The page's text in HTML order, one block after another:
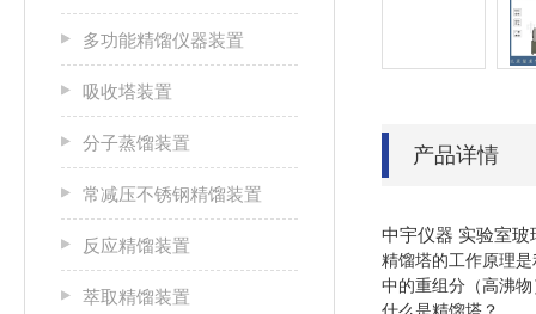
多功能精馏仪器装置
吸收塔装置
分子蒸馏装置
常减压不锈钢精馏装置
反应精馏装置
萃取精馏装置
产品详情
中宇仪器 实验室
精馏塔的工作原理
中的重组分（高沸